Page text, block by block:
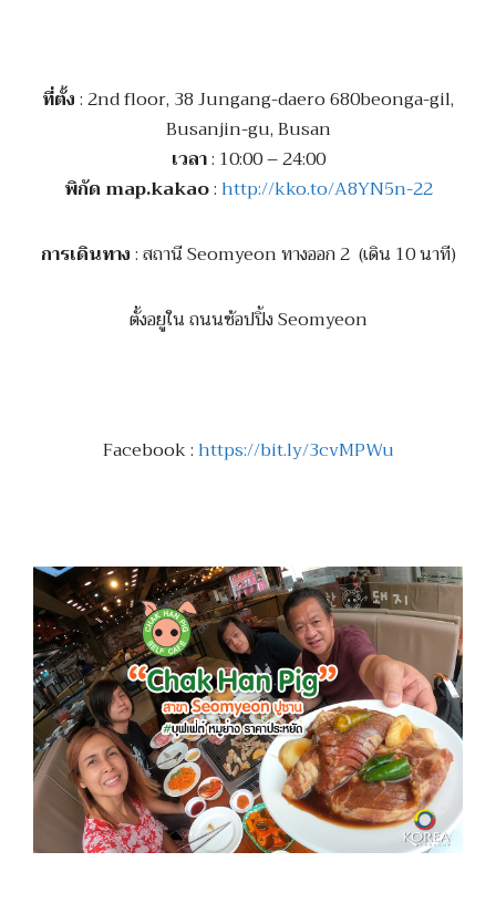
ที่ตั้ง: 2nd floor, 38 Jungang-daero 680beonga-gil,
Busanjin-gu, Busan
เวลา: 10:00 – 24:00
พิกัด map.kakao:http://kko.to/A8YN5n-22
การเดินทาง: สถานี Seomyeon ทางออก 2 (เดิน 10 นาที)
ตั้งอยูใน ถนนช้อปปิ้ง Seomyeon
Facebook :https://bit.ly/3cvMPWu